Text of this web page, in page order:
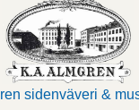
sidenväveri &